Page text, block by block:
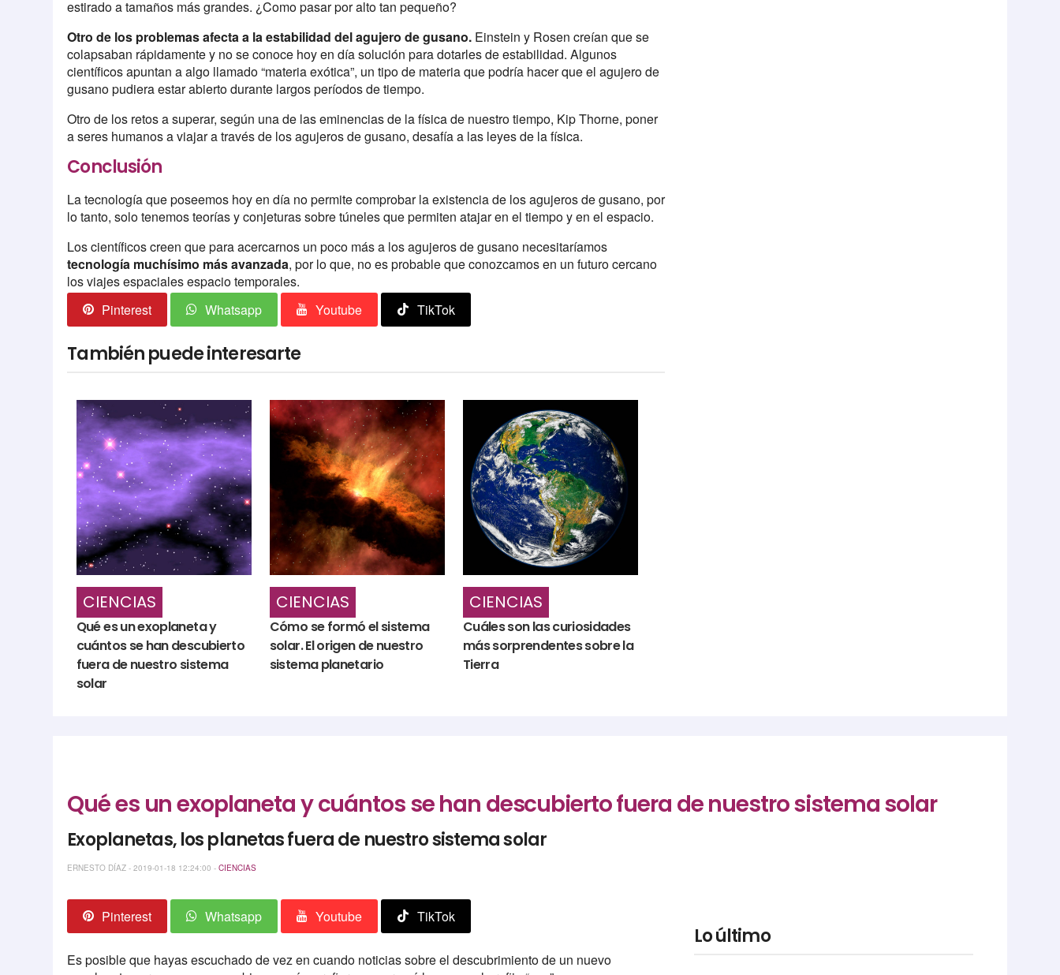
estirado a tamaños más grandes. ¿Como pasar por alto tan pequeño?
Otro de los problemas afecta a la estabilidad del agujero de gusano. Einstein y Rosen creían que se
colapsaban rápidamente y no se conoce hoy en día solución para dotarles de estabilidad. Algunos
científicos apuntan a algo llamado “materia exótica”, un tipo de materia que podría hacer que el agujero de
gusano pudiera estar abierto durante largos períodos de tiempo.
Otro de los retos a superar, según una de las eminencias de la física de nuestro tiempo, Kip Thorne, poner
a seres humanos a viajar a través de los agujeros de gusano, desafía a las leyes de la física.
Conclusión
La tecnología que poseemos hoy en día no permite comprobar la existencia de los agujeros de gusano, por
lo tanto, solo tenemos teorías y conjeturas sobre túneles que permiten atajar en el tiempo y en el espacio.
Los científicos creen que para acercarnos un poco más a los agujeros de gusano necesitaríamos
tecnología muchísimo más avanzada, por lo que, no es probable que conozcamos en un futuro cercano
los viajes espaciales espacio temporales.
Pinterest
Whatsapp Youtube TikTok
También puede interesarte
CIENCIAS
Qué es un exoplaneta y
cuántos se han descubierto
fuera de nuestro sistema
solar
CIENCIAS
Cómo se formó el sistema
solar. El origen de nuestro
sistema planetario
CIENCIAS
Cuáles son las curiosidades
más sorprendentes sobre la
Tierra
Qué es un exoplaneta y cuántos se han descubierto fuera de nuestro sistema solar
Exoplanetas, los planetas fuera de nuestro sistema solar
ERNESTO DÍAZ - 2019-01-18 12:24:00 -CIENCIAS
Pinterest Whatsapp Youtube TikTok
Es posible que hayas escuchado de vez en cuando noticias sobre el descubrimiento de un nuevo
Lo último